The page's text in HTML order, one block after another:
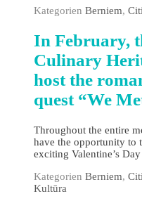
Kategorien Berniem,
In February,
Culinary
host the
quest “We
Throughout the entire
have the opportunity to
exciting Valentine’s
Kategorien Berniem,
Kultūra